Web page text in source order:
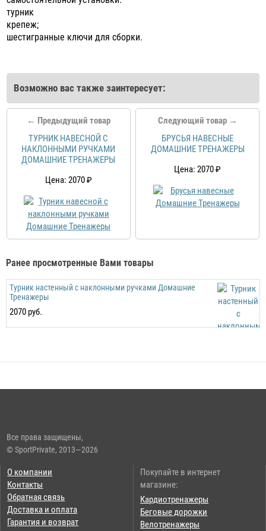
турник
крепеж;
шестигранные ключи для сборки.
Возможно вас также заинтересует:
← Предыдущий товар
ТУРНИК НАВЕСНОЙ С
НАКЛОННЫМИ РУЧКАМИ
ДОМАШНИЕ ТРЕНАЖЕРЫ
Цена: 2070 ₽
Следующий товар →
БРУСЬЯ НАВЕСНЫЕ
ДОМАШНИЕ ТРЕНАЖЕРЫ
Цена: 2070 ₽
Ранее просмотренные Вами товары
Турник настенный с наклонными ручками Домашние
Тренажеры
2070 руб.
Все права защищены,
© SportPrivate, 2013—2026
О компании
Контакты
Обратная связь
Доставка и оплата
Гарантия и возврат
Покупайте в интернет
магазине:
Кардиотренажеры
Беговые дорожки
Велотренажеры